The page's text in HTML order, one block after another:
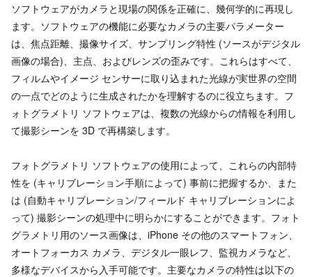
ソフトウェアがカメラと現場の関係を正確に、幾何学的に再現し
ます。ソフトウェアの機能に必要なカメラの主要パラメーター
は、焦点距離、撮像サイズ、サンプリング特性 (ソースがデジタル
画像の場合)、主点、およびレンズの歪みです。これらはすべて、
フィルムやイメージ センサーに取り込まれた光線が実世界の空間
の一点でどのように生成されたかを理解するのに役立ちます。フ
ォトグラメトリ ソフトウェアは、複数の光線からの情報を利用し
て撮影シーンを 3D で再構築します。
フォトグラメトリ ソフトウェアの使用によって、これらの内部特
性を (キャリブレーション手順によって) 事前に把握するか、また
は (自動キャリブレーション/フィールド キャリブレーションによ
って) 撮影シーンの処理中に明らかにすることができます。フォト
グラメトリ用のソース画像は、iPhone その他のスマートフォン、
オートフォーカス カメラ、デジタル一眼レフ、監視カメラなど、
多様なデバイスから入手可能です。主要なカメラの特性は以下の